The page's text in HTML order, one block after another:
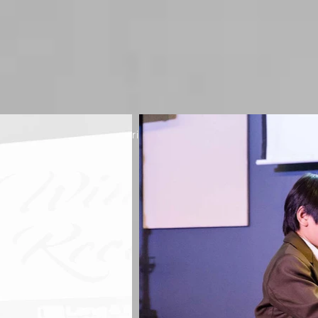
Kabarguina / Organisatrice / Festival végétalien cru de